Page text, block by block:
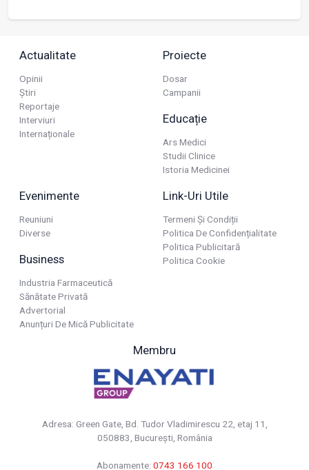
Actualitate
Opinii
Știri
Reportaje
Interviuri
Internaționale
Proiecte
Dosar
Campanii
Educație
Ars Medici
Studii Clinice
Istoria Medicinei
Evenimente
Reuniuni
Diverse
Business
Industria Farmaceutică
Sănătate Privată
Advertorial
Anunțuri De Mică Publicitate
Link-Uri Utile
Termeni Și Condiții
Politica De Confidențialitate
Politica Publicitară
Politica Cookie
Membru
Adresa: Green Gate, Bd. Tudor Vladimirescu 22, etaj 11,
050883, Bucureşti, România
Abonamente: 0743 166 100